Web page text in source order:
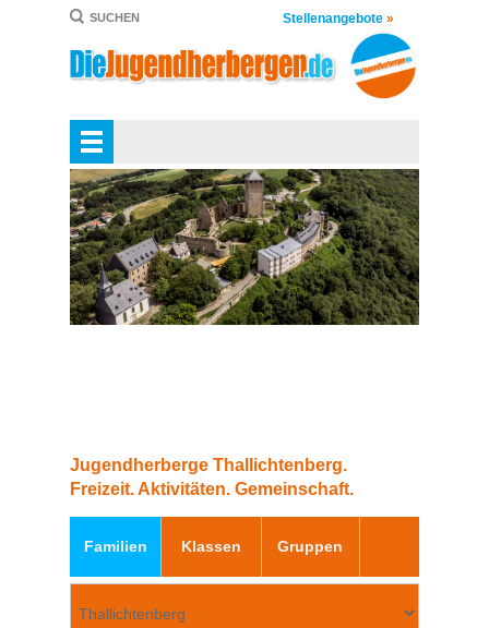
SUCHEN Stellenangebote »
Jugendherberge Thallichtenberg.
Freizeit. Aktivitäten. Gemeinschaft.
Familien Klassen Gruppen